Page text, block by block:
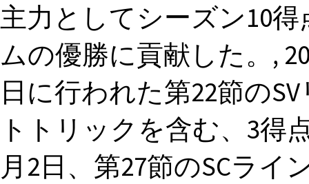
主力としてシーズン10
ムの優勝に貢献した。,
日に行われた第22節の
トトリックを含む、3得
月2日、第27節のSCラ